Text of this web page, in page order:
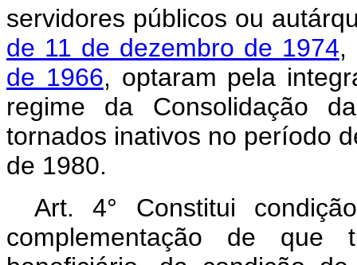
servidores públicos ou
de 11 de dezembro de 1974,
de 1966, optaram pela
regime da Consolidação
tornados inativos no período
de 1980.
Art. 4° Constitui
complementação de